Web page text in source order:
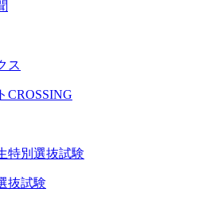
ス
CROSSING
特別選抜試験
抜試験